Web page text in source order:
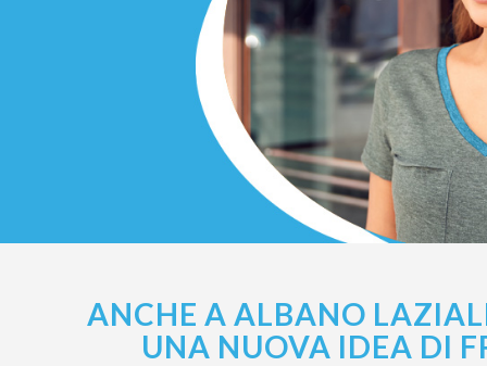
ANCHE A ALBANO
UNA NUOVA IDEA DI